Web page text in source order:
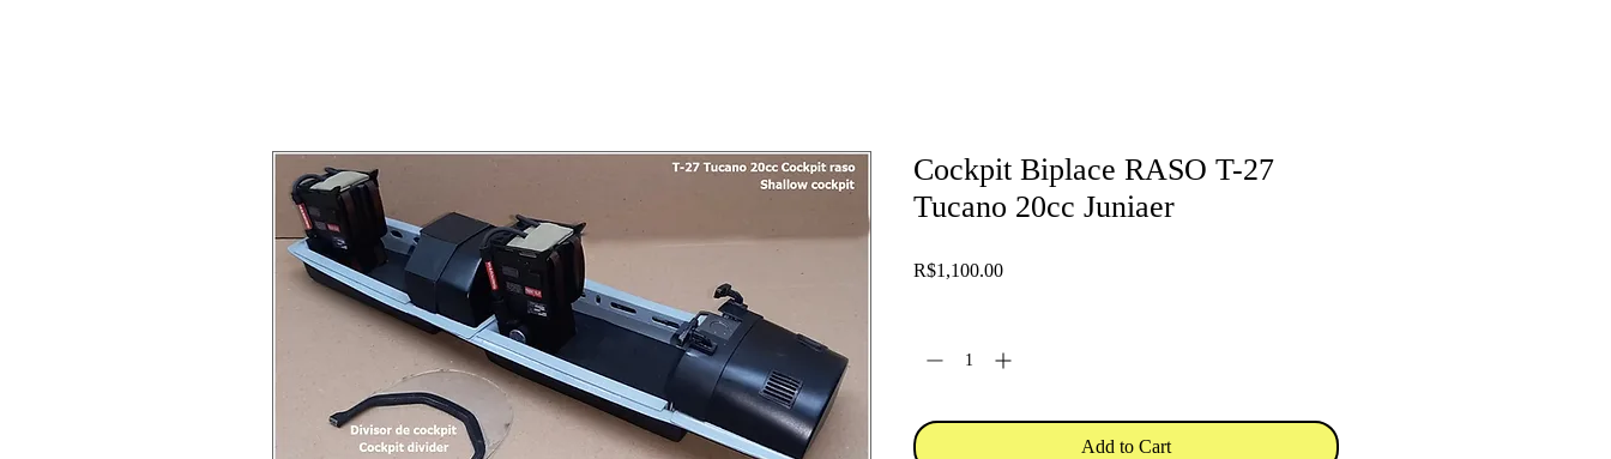
Cockpit Biplace RASO T-27
Tucano 20cc Juniaer
R$1,100.00Price
Add to Cart